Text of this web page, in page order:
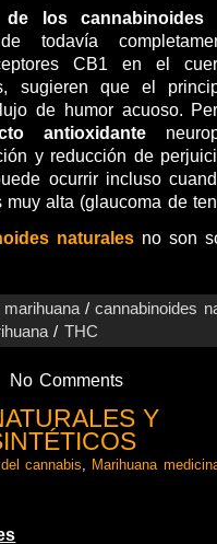
de los cannabinoides
todavía
CB1 en el
sugieren que el
de humor acuoso.
antioxidante
y reducción de
ocurrir incluso
alta (glaucoma de
naturales no son
/cannabinoides
/ THC
No Comments
Y
cannabis, Marihuana